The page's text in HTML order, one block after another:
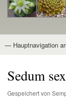
Hauptnavigation
— Hauptnavigation
Sedum
Gespeichert von